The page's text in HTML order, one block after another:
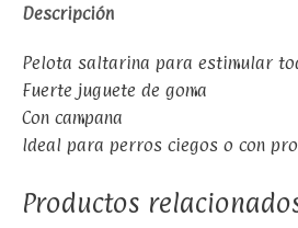
Descripción
Pelota saltarina para estimular
Fuerte juguete de goma
Con campana
Ideal para perros ciegos o con
Productos